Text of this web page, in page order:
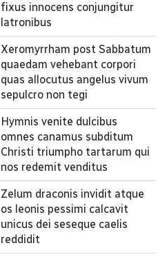
fixus innocens conjungitur
latronibus
Xeromyrrham post Sabbatum
quaedam vehebant corpori
quas allocutus angelus vivum
sepulcro non tegi
Hymnis venite dulcibus
omnes canamus subditum
Christi triumpho tartarum qui
nos redemit venditus
Zelum draconis invidit atque
os leonis pessimi calcavit
unicus dei seseque caelis
reddidit